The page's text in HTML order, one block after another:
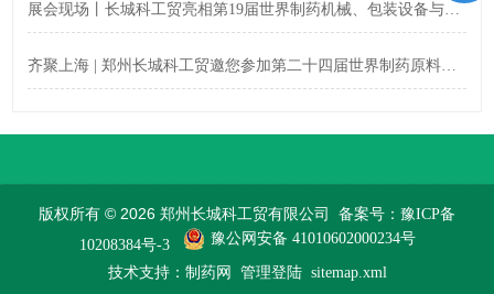
展会现场丨长城科工贸亮相第19届世界制药机械、包装设备与材料中国展
齐聚上海 | 郑州长城科工贸邀您参加第二十四届世界制药原料中国展（CPHI China 2026）!
版权所有 © 2026 郑州长城科工贸有限公司 备案号：豫ICP备
10208384号-3
豫公网安备 41010602000234号
技术支持： 制药网 管理登陆 sitemap.xml